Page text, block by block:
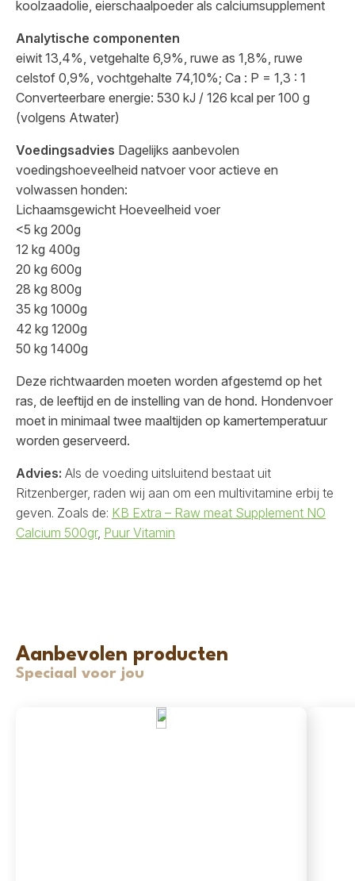
koolzaadolie, eierschaalpoeder als calciumsupplement
Analytische componenten
eiwit 13,4%, vetgehalte 6,9%, ruwe as 1,8%, ruwe
celstof 0,9%, vochtgehalte 74,10%; Ca : P = 1,3 : 1
Converteerbare energie: 530 kJ / 126 kcal per 100 g
(volgens Atwater)
Voedingsadvies Dagelijks aanbevolen
voedingshoeveelheid natvoer voor actieve en
volwassen honden:
Lichaamsgewicht Hoeveelheid voer
<5 kg 200g
12 kg 400g
20 kg 600g
28 kg 800g
35 kg 1000g
42 kg 1200g
50 kg 1400g
Deze richtwaarden moeten worden afgestemd op het
ras, de leeftijd en de instelling van de hond. Hondenvoer
moet in minimaal twee maaltijden op kamertemperatuur
worden geserveerd.
Advies: Als de voeding uitsluitend bestaat uit
Ritzenberger, raden wij aan om een multivitamine erbij te
geven. Zoals de: KB Extra – Raw meat Supplement NO
Calcium 500gr, Puur Vitamin
Aanbevolen producten
Speciaal voor jou